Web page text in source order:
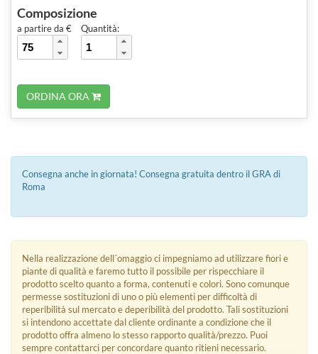
Composizione
a partire da € Quantità:
ORDINA ORA
Consegna anche in giornata! Consegna gratuita dentro il GRA di
Roma
Nella realizzazione dell´omaggio ci impegniamo ad utilizzare fiori e
piante di qualità e faremo tutto il possibile per rispecchiare il
prodotto scelto quanto a forma, contenuti e colori. Sono comunque
permesse sostituzioni di uno o più elementi per difficoltà di
reperibilità sul mercato e deperibilità del prodotto. Tali sostituzioni
si intendono accettate dal cliente ordinante a condizione che il
prodotto offra almeno lo stesso rapporto qualità/prezzo. Puoi
sempre contattarci per concordare quanto ritieni necessario.